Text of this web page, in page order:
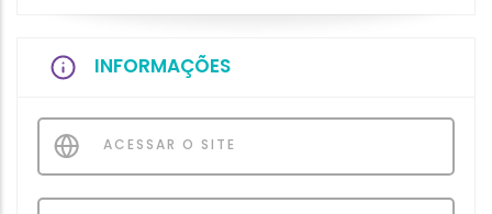
INFORMAÇÕES
ACESSAR O SITE